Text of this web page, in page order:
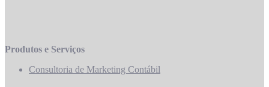
Produtos e Serviços
Consultoria de Marketing Contábil